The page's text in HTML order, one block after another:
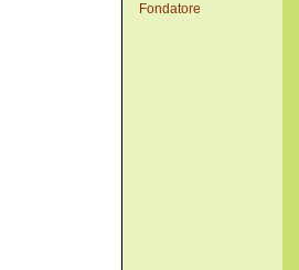
Fondatore